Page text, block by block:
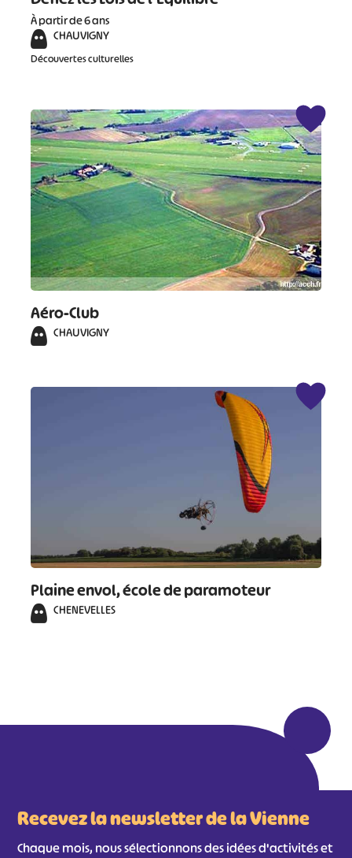
À partir de 6 ans
CHAUVIGNY
Découvertes culturelles
Aéro-Club
CHAUVIGNY
Plaine envol, école de paramoteur
CHENEVELLES
Recevez la newsletter de la Vienne
Chaque mois, nous sélectionnons des idées d'activités et
# #